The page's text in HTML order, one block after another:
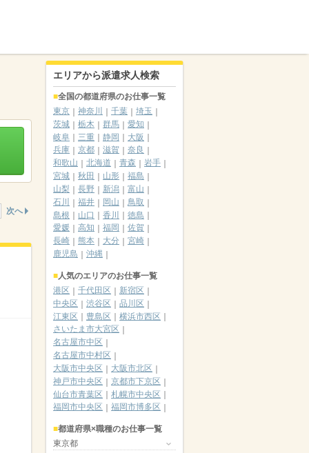
次へ
エリアから派遣求人検索
全国の都道府県のお仕事一覧
東京
神奈川 千葉
埼玉
茨城
栃木 群馬
愛知
岐阜
三重 静岡
大阪
兵庫
京都 滋賀
奈良
和歌山
北海道 青森
岩手
宮城
秋田 山形
福島
山梨
長野 新潟
富山
石川
福井 岡山
鳥取
島根
山口 香川
徳島
愛媛
高知 福岡
佐賀
長崎
熊本 大分
宮崎
鹿児島
沖縄
人気のエリアのお仕事一覧
港区
千代田区
新宿区
中央区
渋谷区
品川区
江東区
豊島区
横浜市西区
さいたま市大宮区
名古屋市中区
名古屋市中村区
大阪市中央区
大阪市北区
神戸市中央区
京都市下京区
仙台市青葉区
札幌市中央区
福岡市中央区
福岡市博多区
都道府県×職種のお仕事一覧
東京都